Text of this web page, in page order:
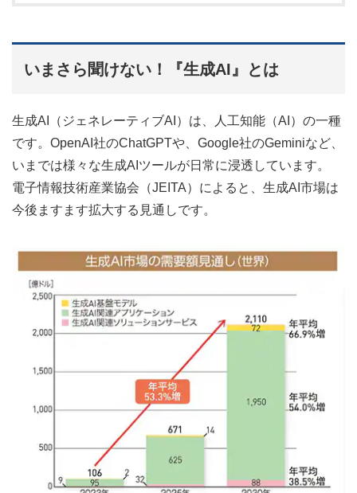
いまさら聞けない！『生成AI』とは
生成AI（ジェネレーティブAI）は、人工知能（AI）の一種
です。OpenAI社のChatGPTや、Google社のGeminiなど、
いまでは様々な生成AIツールが日常に浸透しています。
電子情報技術産業協会（JEITA）によると、生成AI市場は
今後ますます拡大する見通しです。